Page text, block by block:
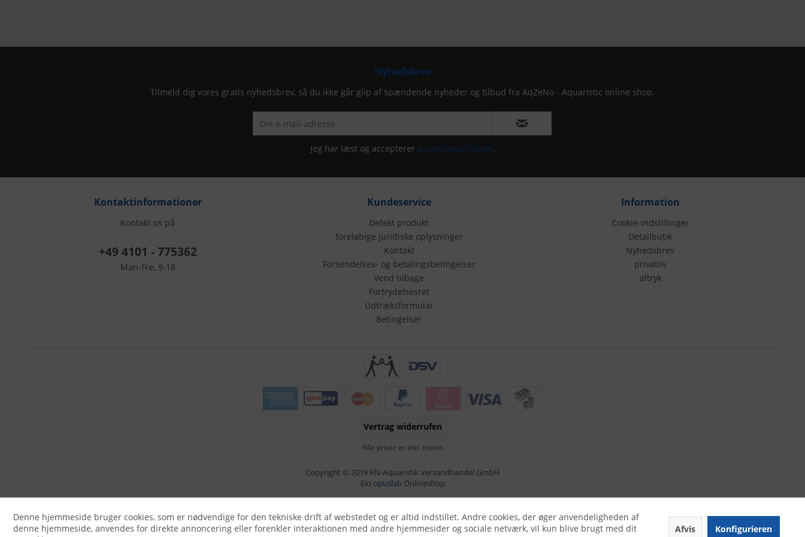
Kontaktinformationer
Kontakt os på
+49 4101 - 775362
Man-Fre, 9-18
Kundeservice
Defekt produkt
foreløbige juridiske oplysninger
Kontakt
Forsendelses- og betalingsbetingelser
Vend tilbage
Fortrydelsesret
Udtræksformular
Betingelser
Information
Cookie-indstillinger
Detailbutik
Nyhedsbrev
privatliv
aftryk
Nyhedsbrev
Tilmeld dig vores gratis nyhedsbrev, så du ikke går glip af spændende nyheder og tilbud fra AqZeNo - Aquaristic online shop.
Jeg har læst og accepterer privatlivspolitikken.
Vertrag widerrufen
Alle priser er inkl. moms
Copyright © 2019 KN-Aquaristik Versandhandel GmbH
Ein opuslab Onlineshop
Denne hjemmeside bruger cookies, som er nødvendige for den tekniske drift af webstedet og er altid indstillet. Andre cookies, der øger anvendeligheden af
denne hjemmeside, anvendes for direkte annoncering eller forenkler interaktionen med andre hjemmesider og sociale netværk, vil kun blive brugt med dit
Afvis Konfigurieren